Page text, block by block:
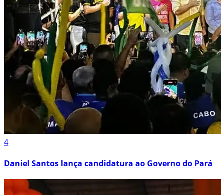
4
Daniel Santos lança candidatura ao Governo do Pará